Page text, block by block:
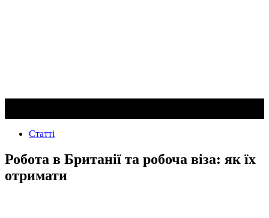
Статті
Робота в Британії та робоча віза: як їх
отримати